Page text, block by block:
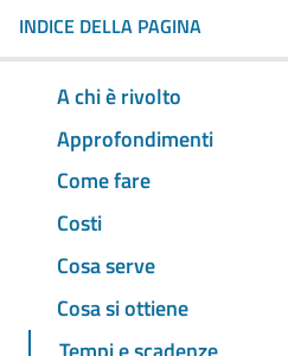
INDICE DELLA PAGINA
A chi è rivolto
Approfondimenti
Come fare
Costi
Cosa serve
Cosa si ottiene